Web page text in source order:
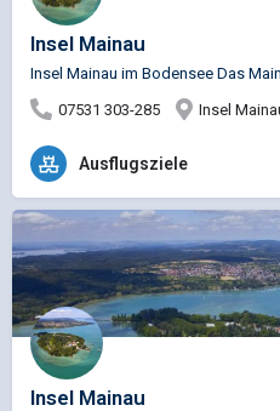
Insel Mainau
07531 303-285
Insel
Ausflugsziele
Insel Mainau